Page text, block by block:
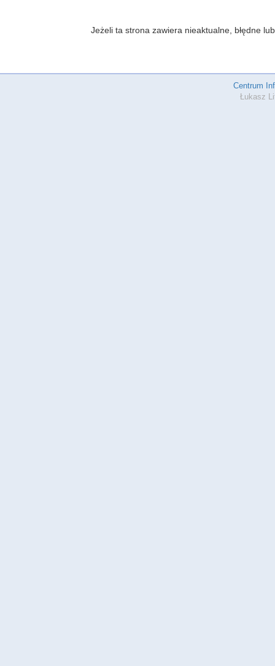
Jeżeli ta strona zawiera nieaktualne, błędne
Centrum
Łukasz